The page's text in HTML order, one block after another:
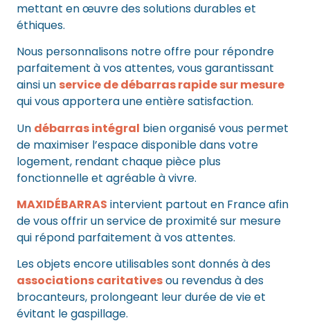
mettant en œuvre des solutions durables et
éthiques.
Nous personnalisons notre offre pour répondre
parfaitement à vos attentes, vous garantissant
ainsi un service de débarras rapide sur mesure
qui vous apportera une entière satisfaction.
Un débarras intégral bien organisé vous permet
de maximiser l’espace disponible dans votre
logement, rendant chaque pièce plus
fonctionnelle et agréable à vivre.
MAXIDÉBARRAS intervient partout en France afin
de vous offrir un service de proximité sur mesure
qui répond parfaitement à vos attentes.
Les objets encore utilisables sont donnés à des
associations caritativesou revendus à des
brocanteurs, prolongeant leur durée de vie et
évitant le gaspillage.